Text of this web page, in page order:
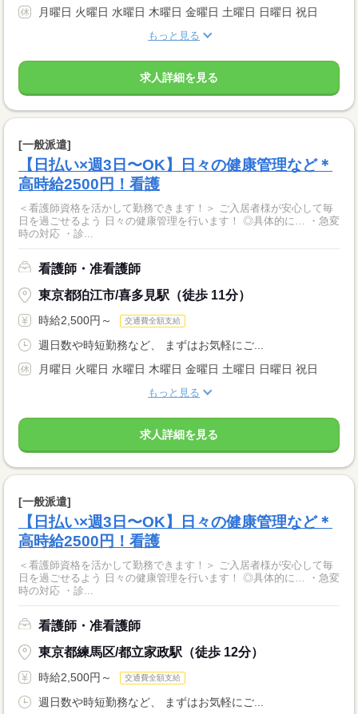
月曜日 火曜日 水曜日 木曜日 金曜日 土曜日 日曜日 祝日
もっと見る
求人詳細を見る
[一般派遣]
【日払い×週3日〜OK】日々の健康管理など＊
高時給2500円！看護
＜看護師資格を活かして勤務できます！＞ ご入居者様が安心して毎
日を過ごせるよう 日々の健康管理を行います！ ◎具体的に… ・急変
時の対応 ・診...
看護師・准看護師
東京都狛江市/喜多見駅（徒歩 11分）
時給2,500円～ 交通費全額支給
週日数や時短勤務など、 まずはお気軽にご...
月曜日 火曜日 水曜日 木曜日 金曜日 土曜日 日曜日 祝日
もっと見る
求人詳細を見る
[一般派遣]
【日払い×週3日〜OK】日々の健康管理など＊
高時給2500円！看護
＜看護師資格を活かして勤務できます！＞ ご入居者様が安心して毎
日を過ごせるよう 日々の健康管理を行います！ ◎具体的に… ・急変
時の対応 ・診...
看護師・准看護師
東京都練馬区/都立家政駅（徒歩 12分）
時給2,500円～ 交通費全額支給
週日数や時短勤務など、 まずはお気軽にご...